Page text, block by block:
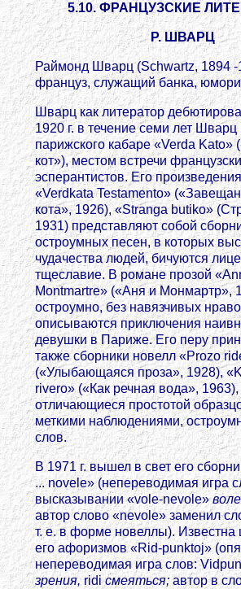
5.10. ФРАНЦУЗСКИЕ
Р. ШВАРЦ
Раймонд Шварц (Schwartz, 1894 -
француз, служащий банка,
Шварц как литератор
1920 г. в течение семи лет
парижского кабаре «Verda Kato»
кот»), местом встречи
эсперантистов. Его
«Verdkata Testamento»
кота», 1926), «Stranga butiko»
1931) представляют собой
остроумных песен, в которых
чудачества людей, бичуются
тщеславие. В романе прозой
Montmartre» («Аня и Монмартр»,
остроумно, без навязчивых
описываются приключения
девушки в Париже. Его перу
также сборники новелл «Prozo
(«Улыбающаяся проза», 1928),
rivero» («Как речная вода», 1963),
отличающиеся простотой
меткими наблюдениями,
слов.
В 1971 г. вышел в свет его
... novele» (непереводимая игра
высказывании «vole-nevole»
автор слово «nevole» заменил
т. е. в форме новеллы). Известна
его афоризмов «Rid-punktoj»
непереводимая игра слов:
зрения, ridiсмеяться; автор в